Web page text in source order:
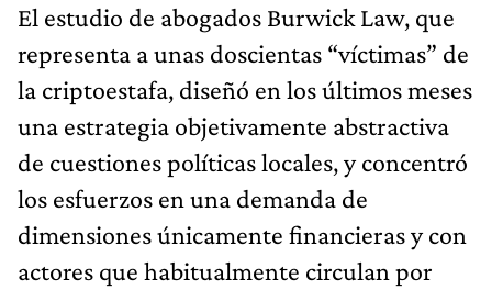
El estudio de abogados Burwick Law, que
representa a unas doscientas “víctimas” de
la criptoestafa, diseñó en los últimos meses
una estrategia objetivamente abstractiva
de cuestiones políticas locales, y concentró
los esfuerzos en una demanda de
dimensiones únicamente financieras y con
actores que habitualmente circulan por